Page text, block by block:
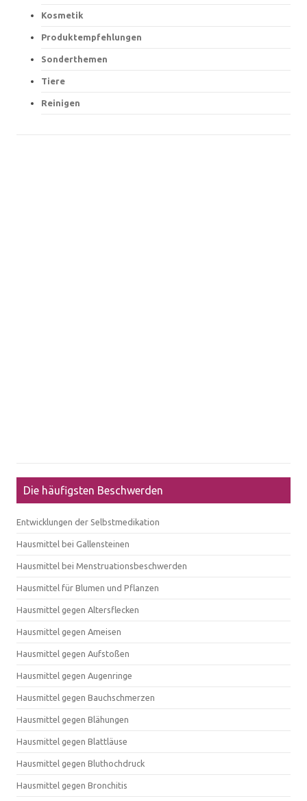
Kosmetik
Produktempfehlungen
Sonderthemen
Tiere
Reinigen
Die häufigsten Beschwerden
Entwicklungen der Selbstmedikation
Hausmittel bei Gallensteinen
Hausmittel bei Menstruationsbeschwerden
Hausmittel für Blumen und Pflanzen
Hausmittel gegen Altersflecken
Hausmittel gegen Ameisen
Hausmittel gegen Aufstoßen
Hausmittel gegen Augenringe
Hausmittel gegen Bauchschmerzen
Hausmittel gegen Blähungen
Hausmittel gegen Blattläuse
Hausmittel gegen Bluthochdruck
Hausmittel gegen Bronchitis